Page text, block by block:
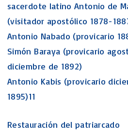
sacerdote latino Antonio de
(visitador apostólico 1878-
Antonio Nabado (provicario
Simón Baraya (provicario
diciembre de 1892)
Antonio Kabis (provicario
1895)11
Restauración del patriarcado